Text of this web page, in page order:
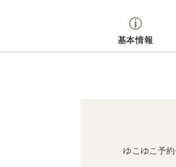
基本情報
ゆこゆこ予